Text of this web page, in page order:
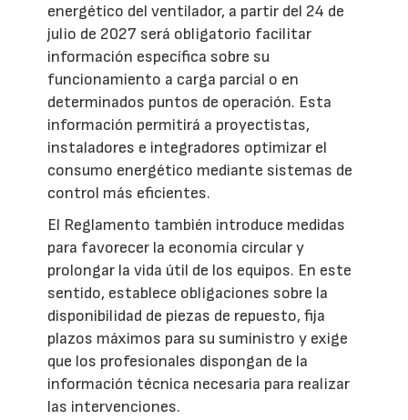
energético del ventilador, a partir del 24 de
julio de 2027 será obligatorio facilitar
información específica sobre su
funcionamiento a carga parcial o en
determinados puntos de operación. Esta
información permitirá a proyectistas,
instaladores e integradores optimizar el
consumo energético mediante sistemas de
control más eficientes.
El Reglamento también introduce medidas
para favorecer la economía circular y
prolongar la vida útil de los equipos. En este
sentido, establece obligaciones sobre la
disponibilidad de piezas de repuesto, fija
plazos máximos para su suministro y exige
que los profesionales dispongan de la
información técnica necesaria para realizar
las intervenciones.